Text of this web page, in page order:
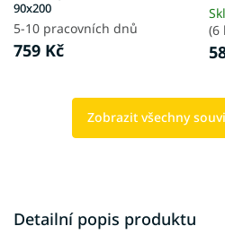
90x200
5-10 pracovních dnů
759 Kč
(6
Zobrazit všechny
Detailní popis produktu